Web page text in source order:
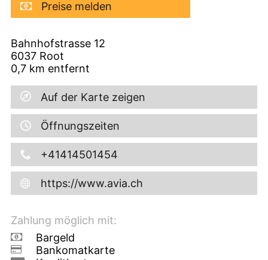
Preise melden
Bahnhofstrasse 12
6037 Root
0,7 km entfernt
Auf der Karte zeigen
Öffnungszeiten
+41414501454
https://www.avia.ch
Zahlung möglich mit:
Bargeld
Bankomatkarte